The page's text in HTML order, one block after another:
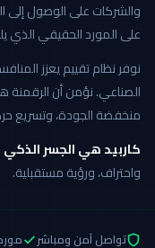
والشركات على الوصول إلى
على المورد الحقيقي الذي
نوفر نظام تقييم يعزز
الصناعي. نؤمن أن
منخفضة الجودة، وتسريع
كاربيد هي الجسر
واحتراف، ورؤية مستقبلية.
تواصل آمن ومباشر